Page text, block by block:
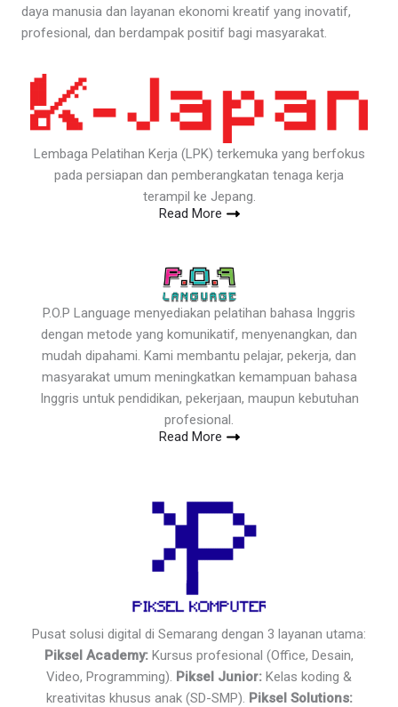
daya manusia dan layanan ekonomi kreatif yang inovatif,
profesional, dan berdampak positif bagi masyarakat.
Lembaga Pelatihan Kerja (LPK) terkemuka yang berfokus
pada persiapan dan pemberangkatan tenaga kerja
terampil ke Jepang.
Read More
P.O.P Language menyediakan pelatihan bahasa Inggris
dengan metode yang komunikatif, menyenangkan, dan
mudah dipahami. Kami membantu pelajar, pekerja, dan
masyarakat umum meningkatkan kemampuan bahasa
Inggris untuk pendidikan, pekerjaan, maupun kebutuhan
profesional.
Read More
Pusat solusi digital di Semarang dengan 3 layanan utama:
Piksel Academy: Kursus profesional (Office, Desain,
Video, Programming). Piksel Junior: Kelas koding &
kreativitas khusus anak (SD-SMP). Piksel Solutions: